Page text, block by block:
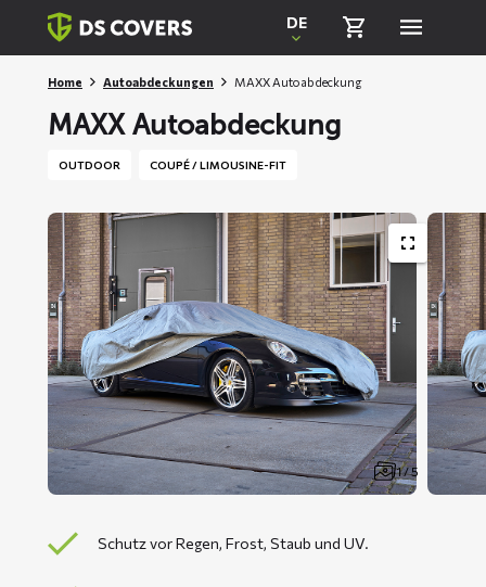
Skiplinks
DE
Home Autoabdeckungen MAXX Autoabdeckung
MAXX Autoabdeckung
OUTDOOR COUPÉ / LIMOUSINE-FIT
1 / 5
Schutz vor Regen, Frost, Staub und UV.